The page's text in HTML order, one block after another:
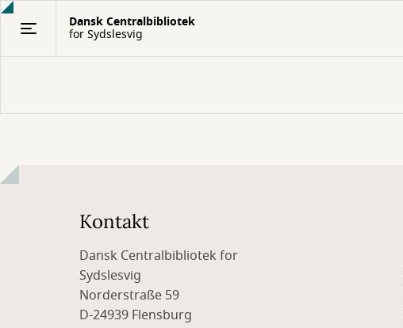
Gå
Dansk Centralbibliotek
for Sydslesvig
Kontakt
Dansk Centralbibliotek for
Sydslesvig
Norderstraße 59
D-24939 Flensburg